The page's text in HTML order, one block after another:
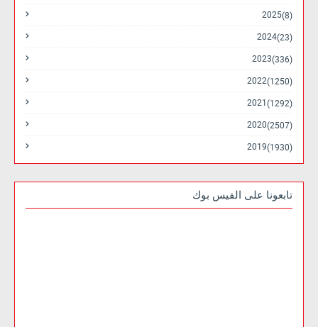
2025 (8)
2024 (23)
2023 (336)
2022 (1250)
2021 (1292)
2020 (2507)
2019 (1930)
تابعونا على الفيس بوك